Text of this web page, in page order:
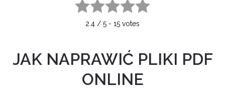
2.4 / 5 - 15 votes
JAK NAPRAWIĆ PLIKI PDF
ONLINE